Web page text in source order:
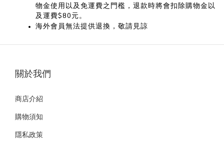
物金使用以及免運費之門檻，退款時將會扣除購物金以
及運費$80元。
海外會員無法提供退換，敬請見諒
關於我們
商店介紹
購物須知
隱私政策